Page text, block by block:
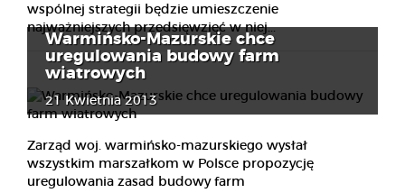
wspólnej strategii będzie umieszczenie
najważniejszych przedsięwzięć w niej...
Warmińsko-Mazurskie chce
uregulowania budowy farm
wiatrowych
21 Kwietnia 2013
Zarząd woj. warmińsko-mazurskiego wysłał
wszystkim marszałkom w Polsce propozycję
uregulowania zasad budowy farm